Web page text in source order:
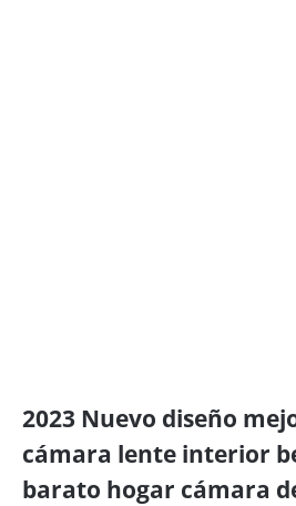
2023 Nuevo diseño
cámara lente interior
barato hogar cámara